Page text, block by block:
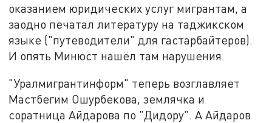
оказанием юридических услуг мигрантам, а
заодно печатал литературу на таджикском
языке ("путеводители" для гастарбайтеров).
И опять Минюст нашёл там нарушения.
"Уралмигрантинформ" теперь возглавляет
Мастбегим Ошурбекова, землячка и
соратница Айдарова по "Дидору". А Айдаров